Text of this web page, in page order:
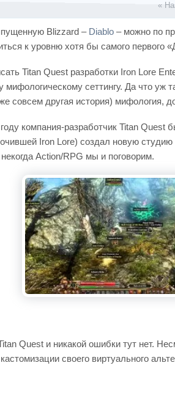
«
Blizzard – Diablo – можно по
к уровню хотя бы самого первого
Titan Quest разработки Iron Lore
мифологическому сеттингу. Да что
совсем другая история) мифология,
компания-разработчик Titan
Iron Lore) создал новую
Action/RPG мы и поговорим.
Quest и никакой ошибки тут нет.
своего виртуального